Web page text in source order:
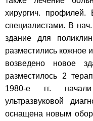
хирургич.
специалистами. В
здание для
разместились кожное
возведено новое
разместилось 2
1980-е гг. начали
ультразвуковой
оснащена новым